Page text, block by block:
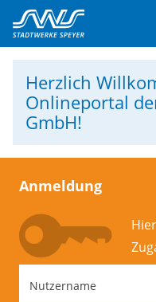
Herzlich
Onlineportal
GmbH!
Anmeldung
Nutzername